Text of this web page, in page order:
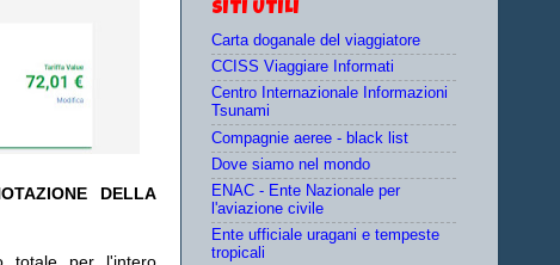
DELLA
SITI UTILI
Carta doganale del viaggiatore
CCISS Viaggiare Informati
Centro Internazionale Informazioni
Tsunami
Compagnie aeree - black list
Dove siamo nel mondo
ENAC - Ente Nazionale per
l'aviazione civile
Ente ufficiale uragani e tempeste
tropicali